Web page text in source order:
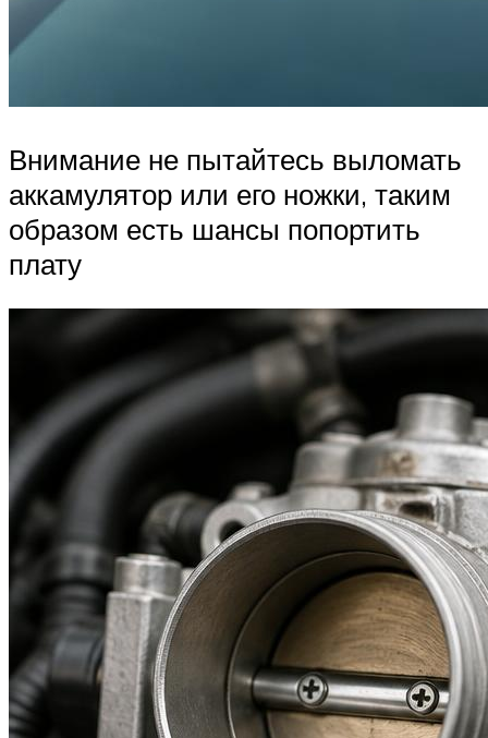
Внимание не пытайтесь выломать
аккамулятор или его ножки, таким
образом есть шансы попортить
плату